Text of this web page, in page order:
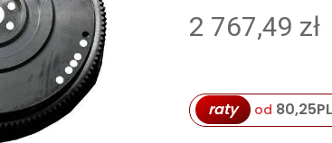
2 767,49 zł
raty od 80,25